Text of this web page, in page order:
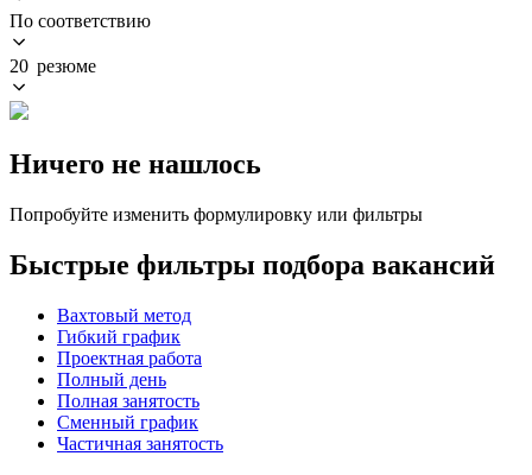
По соответствию
20 резюме
Ничего не нашлось
Попробуйте изменить формулировку или фильтры
Быстрые фильтры подбора вакансий
Вахтовый метод
Гибкий график
Проектная работа
Полный день
Полная занятость
Сменный график
Частичная занятость